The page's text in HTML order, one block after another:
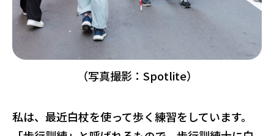
（写真撮影：Spotlite）
私は、最近白杖を使って歩く練習をしています。